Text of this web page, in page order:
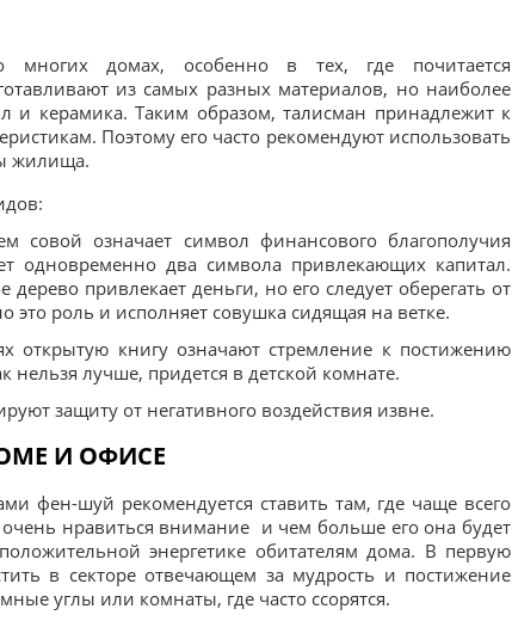
многих домах, особенно в тех, где почитается
из самых разных материалов, но наиболее
и керамика. Таким образом, талисман принадлежит к
Поэтому его часто рекомендуют использовать
жилища.
означает символ финансового благополучия
одновременно два символа привлекающих капитал.
дерево привлекает деньги, но его следует оберегать от
это роль и исполняет совушка сидящая на ветке.
открытую книгу означают стремление к постижению
нельзя лучше, придется в детской комнате.
защиту от негативного воздействия извне.
И ОФИСЕ
фен-шуй рекомендуется ставить там, где чаще всего
нравиться внимание и чем больше его она будет
энергетике обитателям дома. В первую
в секторе отвечающем за мудрость и постижение
углы или комнаты, где часто ссорятся.